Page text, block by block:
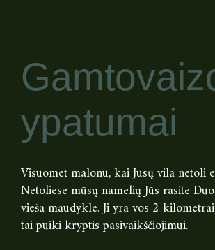
ypatumai
Visuomet malonu, kai Jūsų vila netoli
Netoliese mūsų namelių Jūs rasite
vieša maudykle. Ji yra vos 2
tai puiki kryptis pasivaikščiojimui.